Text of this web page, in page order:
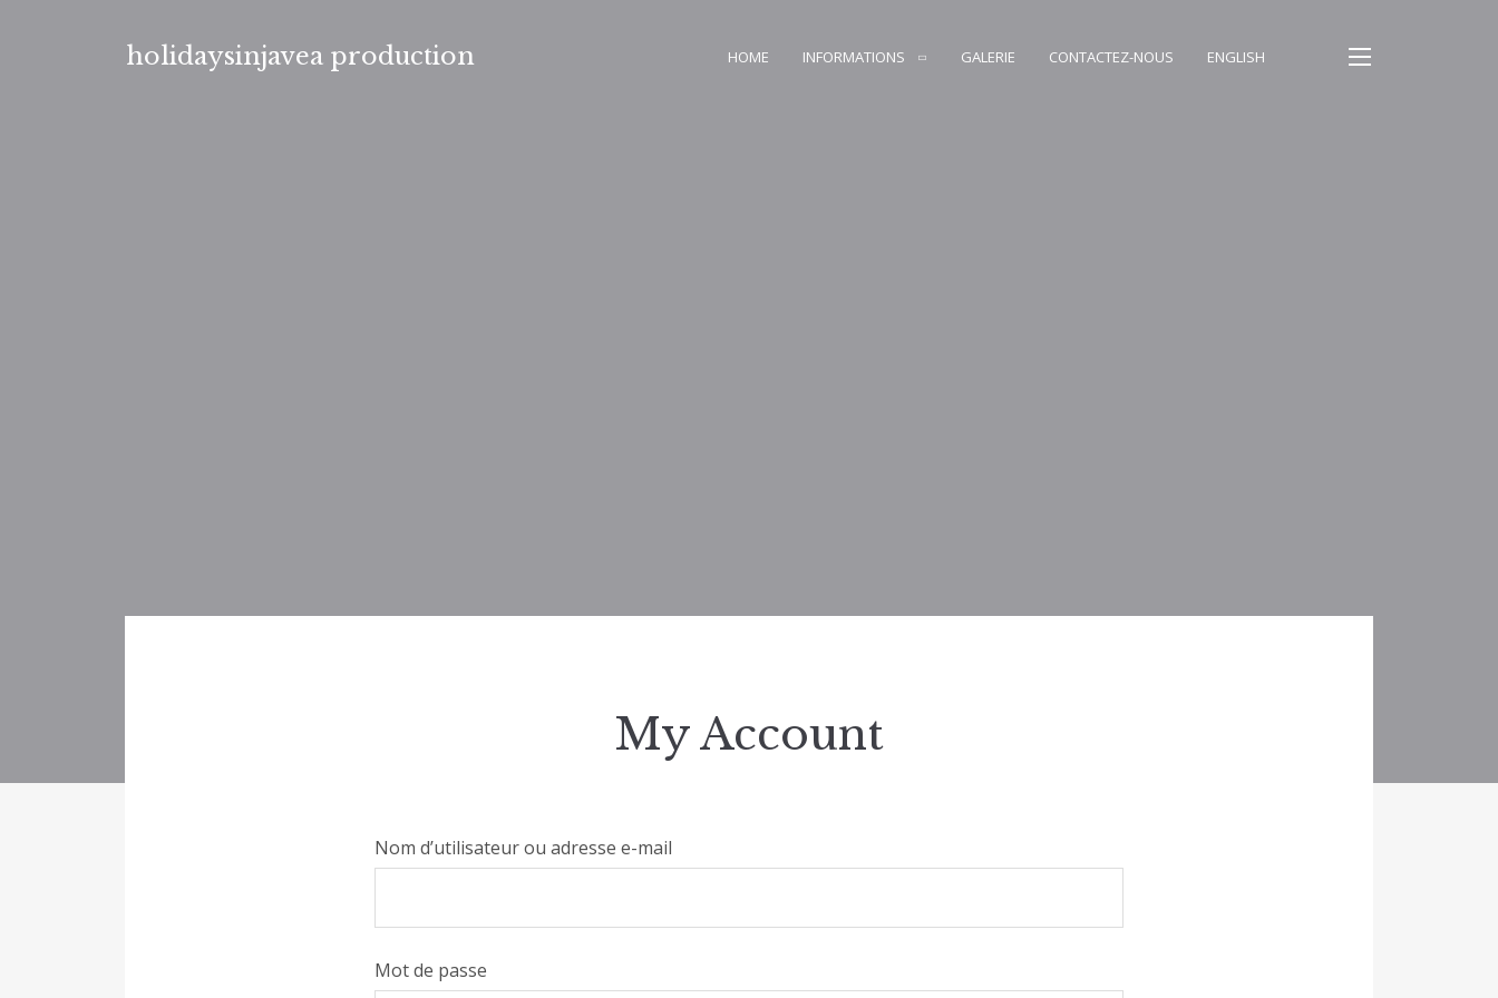
holidaysinjavea production HOME INFORMATIONS GALERIE CONTACTEZ-NOUS ENGLISH
My Account
Nom d’utilisateur ou adresse e-mail
Mot de passe